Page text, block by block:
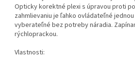
Opticky korektné plexi s úpravou proti
zahmlievaniu je ľahko ovládateľné
vyberateľné bez potreby náradia.
rýchloprackou.
Vlastnosti: